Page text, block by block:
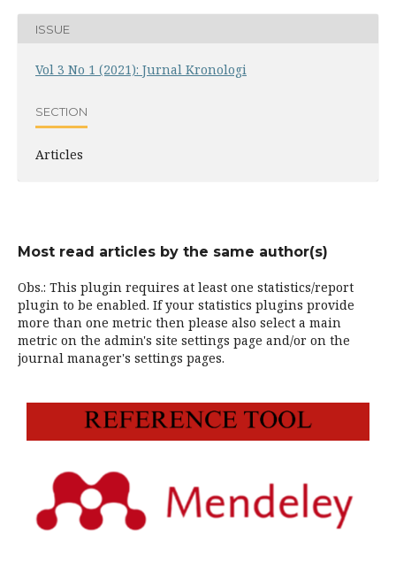
ISSUE
Vol 3 No 1 (2021): Jurnal Kronologi
SECTION
Articles
Most read articles by the same author(s)
Obs.: This plugin requires at least one statistics/report
plugin to be enabled. If your statistics plugins provide
more than one metric then please also select a main
metric on the admin's site settings page and/or on the
journal manager's settings pages.